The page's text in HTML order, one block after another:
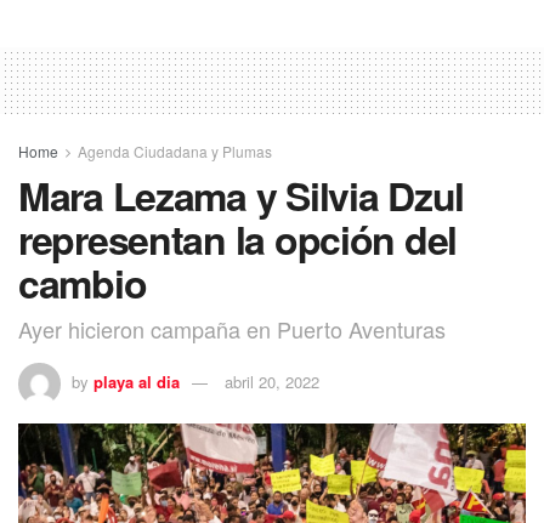
Home Agenda Ciudadana y Plumas
Mara Lezama y Silvia Dzul
representan la opción del
cambio
Ayer hicieron campaña en Puerto Aventuras
by playa al dia abril 20, 2022